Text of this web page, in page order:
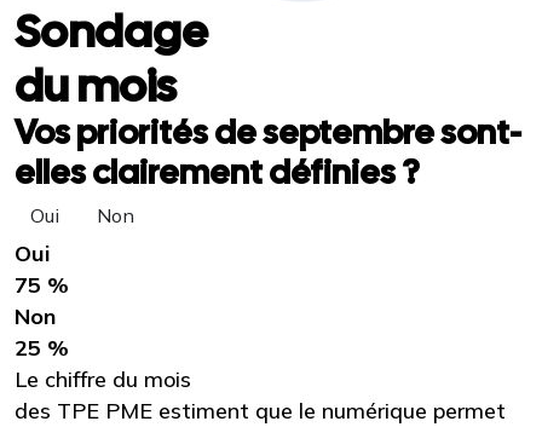
Sondage
du mois
Vos priorités de septembre sont-
elles clairement définies ?
Oui Non
Oui
75 %
Non
25 %
Le chiffre du mois
des TPE PME estiment que le numérique permet